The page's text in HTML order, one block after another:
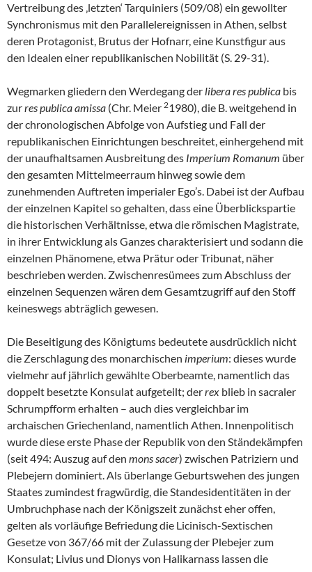
Vertreibung des ‚letzten‘ Tarquiniers (509/08) ein gewollter
Synchronismus mit den Parallelereignissen in Athen, selbst
deren Protagonist, Brutus der Hofnarr, eine Kunstfigur aus
den Idealen einer republikanischen Nobilität (S. 29-31).
Wegmarken gliedern den Werdegang der libera res publica bis
zurres publica amissa (Chr. Meier 21980), die B. weitgehend in
der chronologischen Abfolge von Aufstieg und Fall der
republikanischen Einrichtungen beschreitet, einhergehend mit
der unaufhaltsamen Ausbreitung des Imperium Romanum über
den gesamten Mittelmeerraum hinweg sowie dem
zunehmenden Auftreten imperialer Ego’s. Dabei ist der Aufbau
der einzelnen Kapitel so gehalten, dass eine Überblickspartie
die historischen Verhältnisse, etwa die römischen Magistrate,
in ihrer Entwicklung als Ganzes charakterisiert und sodann die
einzelnen Phänomene, etwa Prätur oder Tribunat, näher
beschrieben werden. Zwischenresümees zum Abschluss der
einzelnen Sequenzen wären dem Gesamtzugriff auf den Stoff
keineswegs abträglich gewesen.
Die Beseitigung des Königtums bedeutete ausdrücklich nicht
die Zerschlagung des monarchischen imperium: dieses wurde
vielmehr auf jährlich gewählte Oberbeamte, namentlich das
doppelt besetzte Konsulat aufgeteilt; derrex blieb in sacraler
Schrumpfform erhalten – auch dies vergleichbar im
archaischen Griechenland, namentlich Athen. Innenpolitisch
wurde diese erste Phase der Republik von den Ständekämpfen
(seit 494: Auszug auf den mons sacer) zwischen Patriziern und
Plebejern dominiert. Als überlange Geburtswehen des jungen
Staates zumindest fragwürdig, die Standesidentitäten in der
Umbruchphase nach der Königszeit zunächst eher offen,
gelten als vorläufige Befriedung die Licinisch-Sextischen
Gesetze von 367/66 mit der Zulassung der Plebejer zum
Konsulat; Livius und Dionys von Halikarnass lassen die